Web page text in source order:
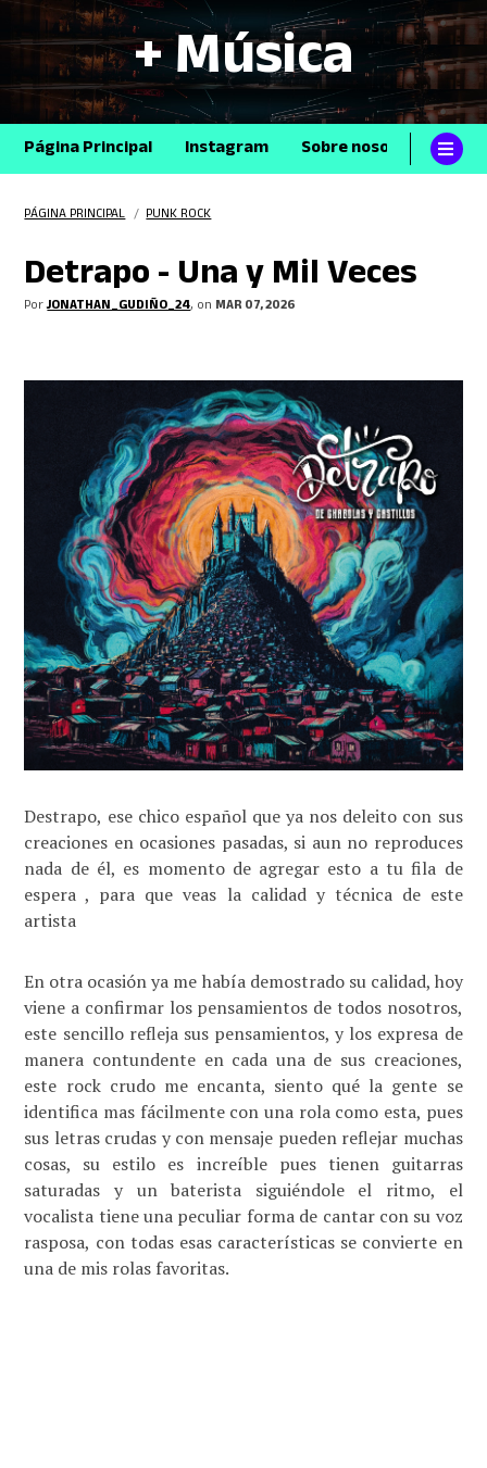
+ Música
Página Principal Instagram Sobre nosotros
PÁGINA PRINCIPAL /PUNK ROCK
Detrapo - Una y Mil Veces
PorJONATHAN_GUDIÑO_24, on MAR 07, 2026
Destrapo, ese chico español que ya nos deleito con sus
creaciones en ocasiones pasadas, si aun no reproduces
nada de él, es momento de agregar esto a tu fila de
espera , para que veas la calidad y técnica de este
artista
En otra ocasión ya me había demostrado su calidad, hoy
viene a confirmar los pensamientos de todos nosotros,
este sencillo refleja sus pensamientos, y los expresa de
manera contundente en cada una de sus creaciones,
este rock crudo me encanta, siento qué la gente se
identifica mas fácilmente con una rola como esta, pues
sus letras crudas y con mensaje pueden reflejar muchas
cosas, su estilo es increíble pues tienen guitarras
saturadas y un baterista siguiéndole el ritmo, el
vocalista tiene una peculiar forma de cantar con su voz
rasposa, con todas esas características se convierte en
una de mis rolas favoritas.